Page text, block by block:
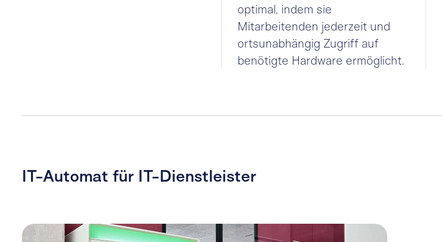
optimal, indem sie
Mitarbeitenden jederzeit und
ortsunabhängig Zugriff auf
benötigte Hardware ermöglicht.
IT-Automat für IT-Dienstleister